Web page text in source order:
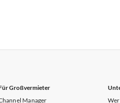
Großvermieter
Manager